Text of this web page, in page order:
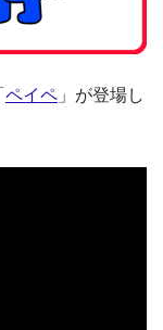
ペイペ 」が登場し